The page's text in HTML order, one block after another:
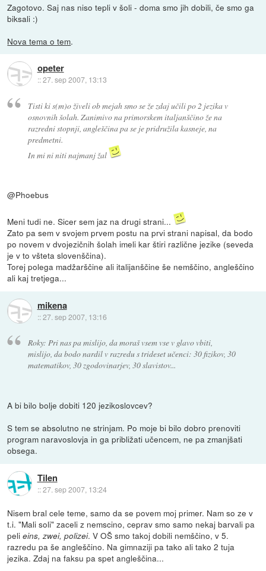
Zagotovo. Saj nas niso tepli v šoli - doma smo jih dobili, če smo ga
biksali :)
Nova tema o tem.
opeter
::27. sep 2007, 13:13
Tisti ki s(m)o živeli ob mejah smo se že zdaj učili po 2 jezika v
osnovnih šolah. Zanimivo na primorskem italjanščino že na
razredni stopnji, angleščina pa se je pridružila kasneje, na
predmetni.
In mi ni niti najmanj žal
@Phoebus
Meni tudi ne. Sicer sem jaz na drugi strani...
Zato pa sem v svojem prvem postu na prvi strani napisal, da bodo
po novem v dvojezičnih šolah imeli kar štiri različne jezike (seveda
je v to všteta slovenščina).
Torej polega madžarščine ali italijanščine še nemščino, angleščino
ali kaj tretjega...
mikena
::27. sep 2007, 13:16
Roky: Pri nas pa mislijo, da moraš vsem vse v glavo vbiti,
mislijo, da bodo nardil v razredu s trideset učenci: 30 fizikov, 30
matematikov, 30 zgodovinarjev, 30 slavistov...
A bi bilo bolje dobiti 120 jezikoslovcev?
S tem se absolutno ne strinjam. Po moje bi bilo dobro prenoviti
program naravoslovja in ga približati učencem, ne pa zmanjšati
obsega.
Tilen
::27. sep 2007, 13:24
Nisem bral cele teme, samo da se povem moj primer. Nam so ze v
t.i. "Mali soli" zaceli z nemscino, ceprav smo samo nekaj barvali pa
pelieins, zwei, polizei. V OŠ smo takoj dobili nemščino, v 5.
razredu pa še angleščino. Na gimnaziji pa tako ali tako 2 tuja
jezika. Zdaj na faksu pa spet angleščina...